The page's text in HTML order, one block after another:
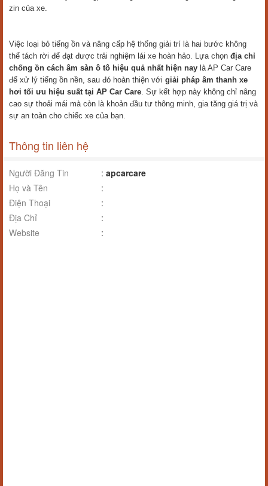
zin của xe.
Việc loại bỏ tiếng ồn và nâng cấp hệ thống giải trí là hai bước không
thể tách rời để đạt được trải nghiệm lái xe hoàn hảo. Lựa chọn địa chỉ
chống ồn cách âm sàn ô tô hiệu quả nhất hiện nay là AP Car Care
để xử lý tiếng ồn nền, sau đó hoàn thiện với giải pháp âm thanh xe
hơi tối ưu hiệu suất tại AP Car Care. Sự kết hợp này không chỉ nâng
cao sự thoải mái mà còn là khoản đầu tư thông minh, gia tăng giá trị và
sự an toàn cho chiếc xe của bạn.
Thông tin liên hệ
Người Đăng Tin : apcarcare
Họ và Tên
:
Điện Thoại
:
Địa Chỉ
:
Website
: